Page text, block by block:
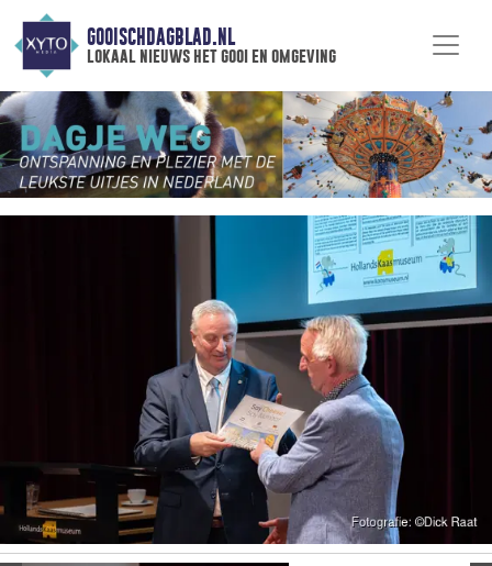
GOOISCHDAGBLAD.NL
lokaal nieuws het gooi en omgeving